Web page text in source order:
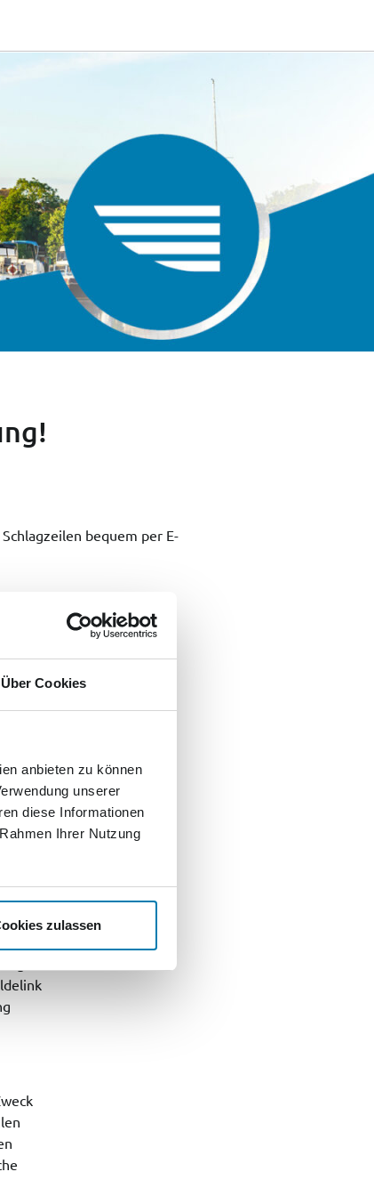
Über Cookies
anbieten zu können
unserer
diese Informationen
Ihrer Nutzung
zulassen
bequem per E-